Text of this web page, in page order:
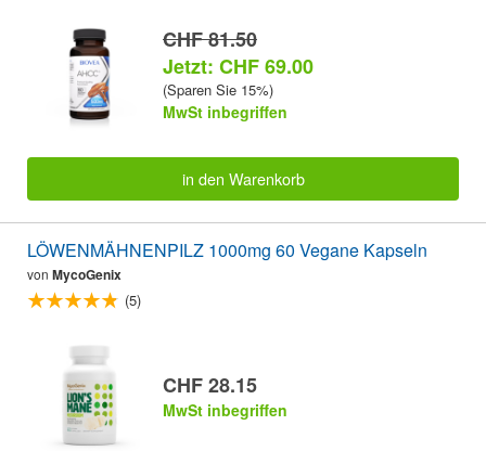
CHF 81.50
Jetzt: CHF 69.00
(Sparen Sie 15%)
MwSt inbegriffen
in den Warenkorb
LÖWENMÄHNENPILZ 1000mg 60 Vegane Kapseln
von MycoGenix
(5)
CHF 28.15
MwSt inbegriffen